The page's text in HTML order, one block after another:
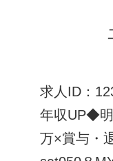
求人ID：
年収UP◆
万×賞与・